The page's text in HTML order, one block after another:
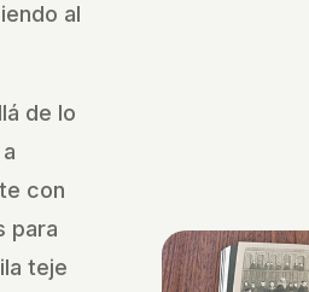
al
de lo
con
para
teje